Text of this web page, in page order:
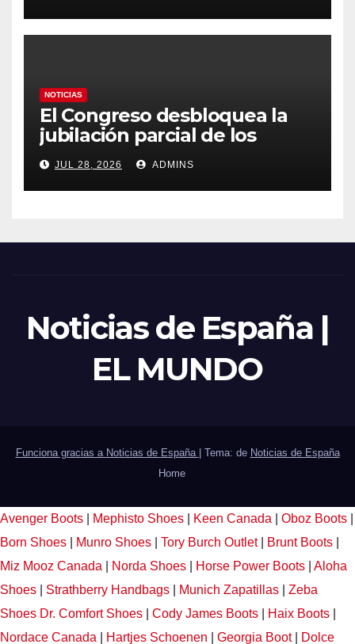
emergencia nacional
NOTICIAS
El Congreso desbloquea la
jubilación parcial de los
trabajadores laborales del
sector público
JUL 28, 2026 ADMINS
Noticias de España |
EL MUNDO
Funciona gracias a Noticias de España Tema: de Noticias de España
Home
Avenger Boots Mephisto Shoes Keen Canada Oboz Boots
Born Shoes
Munro Shoes Tory Burch Outlet Brunt Boots
Miz Mooz Canada
Norda Shoes Horse Power Boots
Aloha
Shoes
Strathberry Handbags Munich Zapatillas
Zeba
Shoes Dr. Comfort Shoes Cody James Boots Haix Boots
Nordace Canada
Hartjes Schoenen Georgia Boot| Dolce